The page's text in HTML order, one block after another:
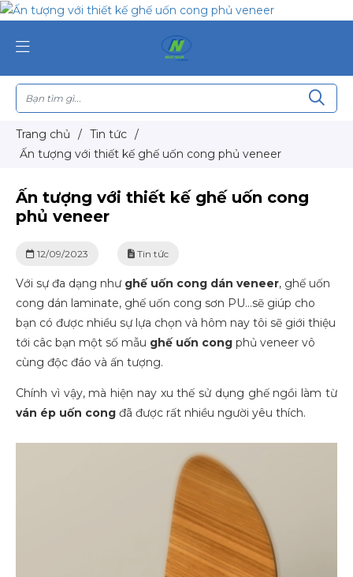
Trang chủ / Tin tức /
Ấn tượng với thiết kế ghế uốn cong phủ veneer
Ấn tượng với thiết kế ghế uốn cong
phủ veneer
12/09/2023 Tin tức
Với sự đa dạng như ghế uốn cong dán veneer, ghế uốn
cong dán laminate, ghế uốn cong sơn PU…sẽ giúp cho
bạn có được nhiều sự lựa chọn và hôm nay tôi sẽ giới thiệu
tới câc bạn một số mẫu ghế uốn cong phủ veneer vô
cùng độc đáo và ấn tượng.
Chính vì vậy, mà hiện nay xu thế sử dụng ghế ngồi làm từ
ván ép uốn cong đã được rất nhiều người yêu thích.